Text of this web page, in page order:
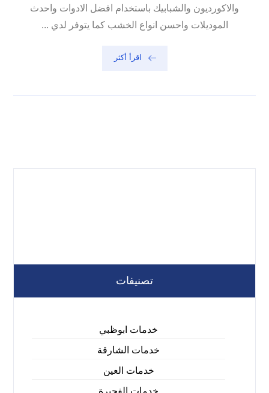
والاكورديون والشبابيك باستخدام افضل الادوات واحدث
الموديلات واحسن انواع الخشب كما يتوفر لدي ...
اقرأ أكثر
تصنيفات
خدمات ابوظبي
خدمات الشارقة
خدمات العين